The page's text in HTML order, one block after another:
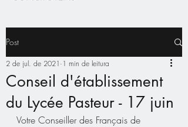
Post
Conseil d'établissement
du Lycée Pasteur - 17 juin
2 de jul. de 2021 1 min de leitura
Votre Conseiller des Français de